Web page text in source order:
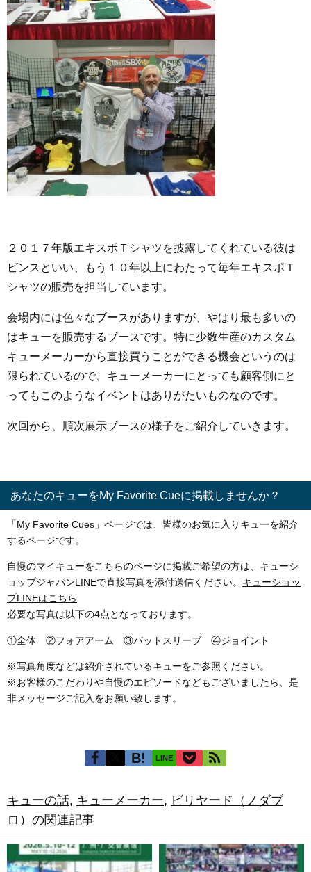
２０１７年版エキスポＴシャツを披露してくれている彼は
ビンスといい、もう１０年以上にわたって毎年エキスポＴ
シャツの販売を担当しています。
会場内には色々なブースがありますが、やはり最も多いの
はキューを販売するブースです。特に少数生産のカスタム
キューメーカーから直接買うことができる機会というのは
限られているので、キューメーカーにとっても顧客側にと
ってもこのようなイベントはありがたいものなのです。
次回から、順次展示ブースの様子をご紹介していきます。
あなたのキューをMy Favorite Cueに掲載しませんか？
「My Favorite Cues」ページでは、皆様のお気に入りキューを紹介
するページです。
自慢のマイキューをこちらのページに掲載ご希望の方は、キューシ
ョップジャパンLINEで直接写真を添付送信ください。 キューショッ
プLINEはこちら
必要な写真は以下の4点となっております。
①全体 ②フォアアーム ③バットスリーブ ④ジョイント
※写真角度などは紹介されているキューをご参照ください。
※お客様のこだわりや自慢のエピソードなどもございましたら、是
非メッセージご記入をお願い致します。
LINE
キューの話, キューメーカー, ビリヤード（ノダブ
ロ） の関連記事